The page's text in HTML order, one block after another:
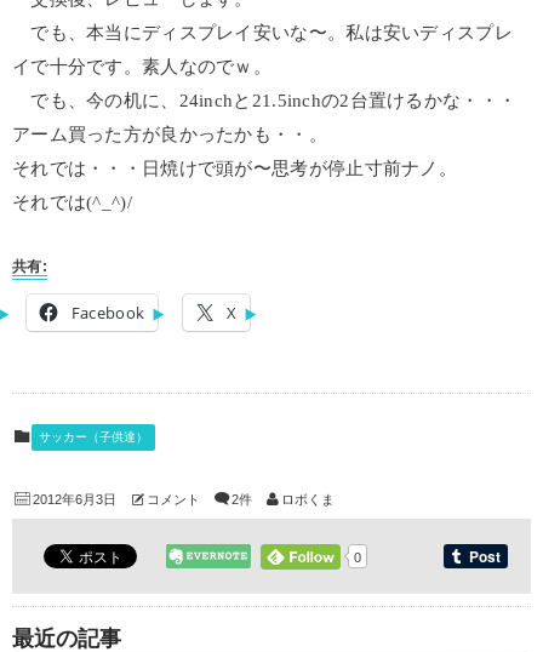
でも、本当にディスプレイ安いな〜。私は安いディスプレ
イで十分です。素人なのでｗ。
でも、今の机に、24inchと21.5inchの2台置けるかな・・・
アーム買った方が良かったかも・・。
それでは・・・日焼けで頭が〜思考が停止寸前ナノ。
それでは(^_^)/
共有:
Facebook X
サッカー（子供達）
2012年6月3日 コメント 2件 ロボくま
0
最近の記事